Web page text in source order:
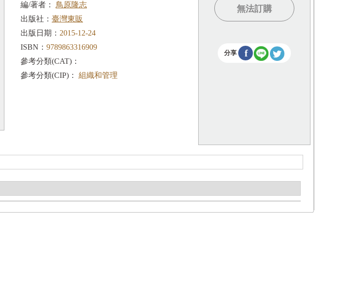
編/著者： 鳥原隆志
出版社： 臺灣東販
出版日期： 2015-12-24
ISBN： 9789863316909
參考分類(CAT)：
參考分類(CIP)：
組織和管理
無法訂購
分享 f